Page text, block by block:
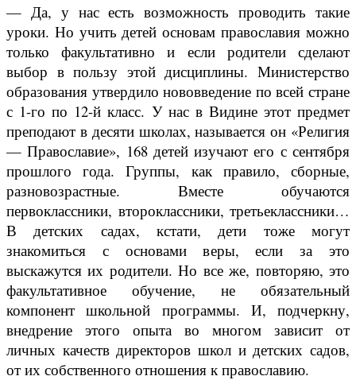
— Да, у нас есть возможность проводить такие
уроки. Но учить детей основам православия можно
только факультативно и если родители сделают
выбор в пользу этой дисциплины. Министерство
образования утвердило нововведение по всей стране
с 1-го по 12-й класс. У нас в Видине этот предмет
преподают в десяти школах, называется он «Религия
— Православие», 168 детей изучают его с сентября
прошлого года. Группы, как правило, сборные,
разновозрастные. Вместе обучаются
первоклассники, второклассники, третьеклассники…
В детских садах, кстати, дети тоже могут
знакомиться с основами веры, если за это
выскажутся их родители. Но все же, повторяю, это
факультативное обучение, не обязательный
компонент школьной программы. И, подчеркну,
внедрение этого опыта во многом зависит от
личных качеств директоров школ и детских садов,
от их собственного отношения к православию.